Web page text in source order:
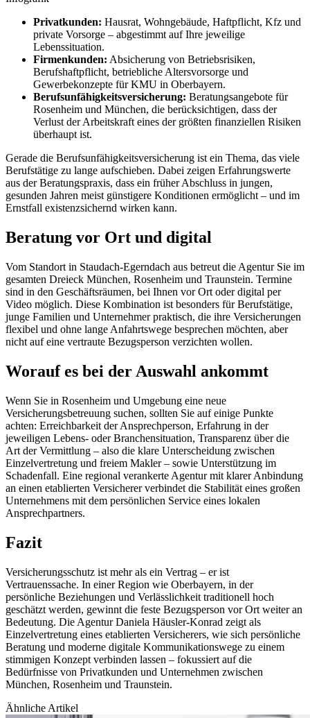
Privatkunden: Hausrat, Wohngebäude, Haftpflicht, Kfz und
private Vorsorge – abgestimmt auf Ihre jeweilige
Lebenssituation.
Firmenkunden: Absicherung von Betriebsrisiken,
Berufshaftpflicht, betriebliche Altersvorsorge und
Gewerbekonzepte für KMU in Oberbayern.
Berufsunfähigkeitsversicherung: Beratungsangebote für
Rosenheim und München, die berücksichtigen, dass der
Verlust der Arbeitskraft eines der größten finanziellen Risiken
überhaupt ist.
Gerade die Berufsunfähigkeitsversicherung ist ein Thema, das viele
Berufstätige zu lange aufschieben. Dabei zeigen Erfahrungswerte
aus der Beratungspraxis, dass ein früher Abschluss in jungen,
gesunden Jahren meist günstigere Konditionen ermöglicht – und im
Ernstfall existenzsichernd wirken kann.
Beratung vor Ort und digital
Vom Standort in Staudach-Egerndach aus betreut die Agentur Sie im
gesamten Dreieck München, Rosenheim und Traunstein. Termine
sind in den Geschäftsräumen, bei Ihnen vor Ort oder digital per
Video möglich. Diese Kombination ist besonders für Berufstätige,
junge Familien und Unternehmer praktisch, die ihre Versicherungen
flexibel und ohne lange Anfahrtswege besprechen möchten, aber
nicht auf eine vertraute Bezugsperson verzichten wollen.
Worauf es bei der Auswahl ankommt
Wenn Sie in Rosenheim und Umgebung eine neue
Versicherungsbetreuung suchen, sollten Sie auf einige Punkte
achten: Erreichbarkeit der Ansprechperson, Erfahrung in der
jeweiligen Lebens- oder Branchensituation, Transparenz über die
Art der Vermittlung – also die klare Unterscheidung zwischen
Einzelvertretung und freiem Makler – sowie Unterstützung im
Schadenfall. Eine regional verankerte Agentur mit klarer Anbindung
an einen etablierten Versicherer verbindet die Stabilität eines großen
Unternehmens mit dem persönlichen Service eines lokalen
Ansprechpartners.
Fazit
Versicherungsschutz ist mehr als ein Vertrag – er ist
Vertrauenssache. In einer Region wie Oberbayern, in der
persönliche Beziehungen und Verlässlichkeit traditionell hoch
geschätzt werden, gewinnt die feste Bezugsperson vor Ort weiter an
Bedeutung. Die Agentur Daniela Häusler-Konrad zeigt als
Einzelvertretung eines etablierten Versicherers, wie sich persönliche
Beratung und moderne digitale Kommunikationswege zu einem
stimmigen Konzept verbinden lassen – fokussiert auf die
Bedürfnisse von Privatkunden und Unternehmen zwischen
München, Rosenheim und Traunstein.
Ähnliche Artikel